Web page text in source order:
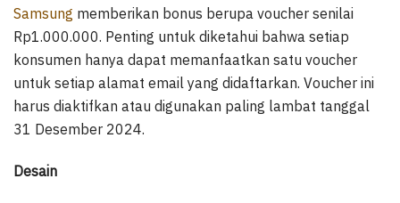
Samsung memberikan bonus berupa voucher senilai
Rp1.000.000. Penting untuk diketahui bahwa setiap
konsumen hanya dapat memanfaatkan satu voucher
untuk setiap alamat email yang didaftarkan. Voucher ini
harus diaktifkan atau digunakan paling lambat tanggal
31 Desember 2024.
Desain